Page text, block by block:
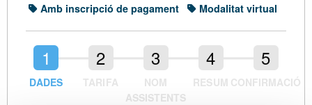
Amb inscripció de pagament Modalitat virtual
DADES TARIFA
NOM
ASSISTENTS
RESUM CONFIRMACIÓ